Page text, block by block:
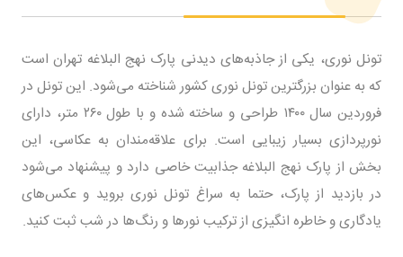
تونل نوری، یکی از جاذبه‌های دیدنی پارک نهج البلاغه تهران است
که به عنوان بزرگترین تونل نوری کشور شناخته می‌شود. این تونل در
فروردین سال ۱۴۰۰ طراحی و ساخته شده و با طول ۲۶۰ متر، دارای
نورپردازی بسیار زیبایی است. برای علاقه‌مندان به عکاسی، این
بخش از پارک نهج البلاغه جذابیت خاصی دارد و پیشنهاد می‌شود
در بازدید از پارک، حتما به سراغ تونل نوری بروید و عکس‌های
یادگاری و خاطره انگیزی از ترکیب نورها و رنگ‌ها در شب ثبت کنید.